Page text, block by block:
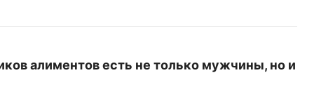
алиментов есть не только мужчины, но и